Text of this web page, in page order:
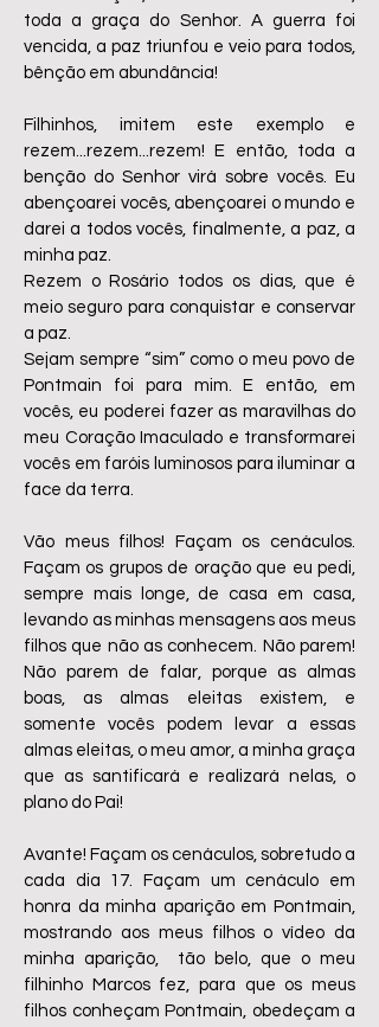
toda a graça do Senhor. A guerra foi
vencida, a paz triunfou e veio para todos,
bênção em abundância!
Filhinhos, imitem este exemplo e
rezem...rezem...rezem! E então, toda a
benção do Senhor virá sobre vocês. Eu
abençoarei vocês, abençoarei o mundo e
darei a todos vocês, finalmente, a paz, a
minha paz.
Rezem o Rosário todos os dias, que é
meio seguro para conquistar e conservar
a paz.
Sejam sempre “sim” como o meu povo de
Pontmain foi para mim. E então, em
vocês, eu poderei fazer as maravilhas do
meu Coração Imaculado e transformarei
vocês em faróis luminosos para iluminar a
face da terra.
Vão meus filhos! Façam os cenáculos.
Façam os grupos de oração que eu pedi,
sempre mais longe, de casa em casa,
levando as minhas mensagens aos meus
filhos que não as conhecem. Não parem!
Não parem de falar, porque as almas
boas, as almas eleitas existem, e
somente vocês podem levar a essas
almas eleitas, o meu amor, a minha graça
que as santificará e realizará nelas, o
plano do Pai!
Avante! Façam os cenáculos, sobretudo a
cada dia 17. Façam um cenáculo em
honra da minha aparição em Pontmain,
mostrando aos meus filhos o vídeo da
minha aparição, tão belo, que o meu
filhinho Marcos fez, para que os meus
filhos conheçam Pontmain, obedeçam a